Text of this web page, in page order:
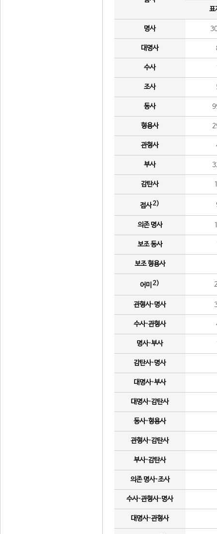
표
명사
대명사
수사
조사
동사
형용사
관형사
부사
감탄사
접사2)
의존 명사
보조 동사
보조 형용사
어미 2)
관형사·명사
수사·관형사
명사·부사
감탄사·명사
대명사·부사
대명사·감탄사
동사·형용사
관형사·감탄사
부사·감탄사
의존 명사·조사
수사·관형사·명사
대명사·관형사